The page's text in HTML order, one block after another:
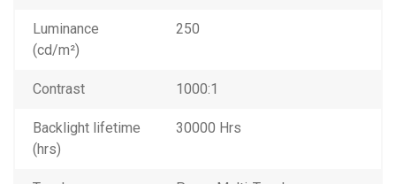
Luminance
(cd/m²)
250
Contrast 1000:1
Backlight lifetime
(hrs)
30000 Hrs